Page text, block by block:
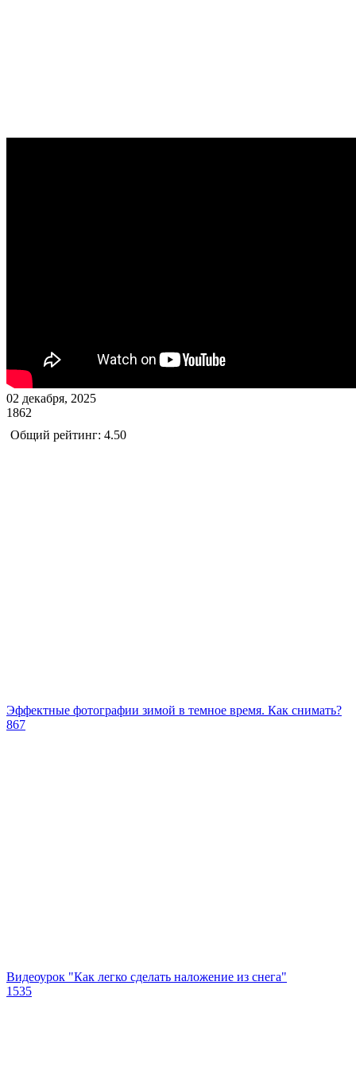
02 декабря, 2025
1862
Общий рейтинг: 4.50
Эффектные фотографии зимой в темное время. Как снимать?
867
Видеоурок "Как легко сделать наложение из снега"
1535